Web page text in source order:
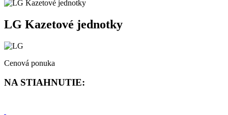
LG Kazetové jednotky
Cenová ponuka
NA STIAHNUTIE: